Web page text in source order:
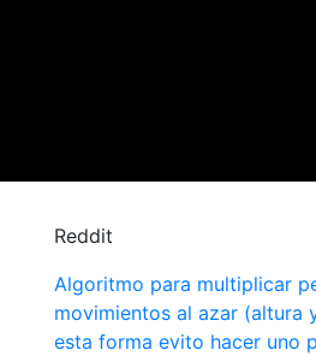
Reddit
Algoritmo para multiplicar
movimientos al azar (altura
esta forma evito hacer uno